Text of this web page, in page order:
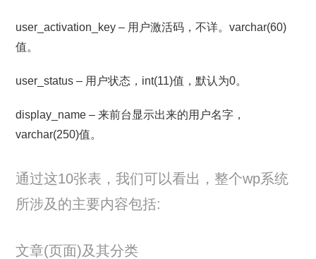
user_activation_key – 用户激活码，不详。varchar(60)
值。
user_status – 用户状态，int(11)值，默认为0。
display_name – 来前台显示出来的用户名字，
varchar(250)值。
通过这10张表，我们可以看出，整个wp系统
所涉及的主要内容包括:
文章(页面)及其分类